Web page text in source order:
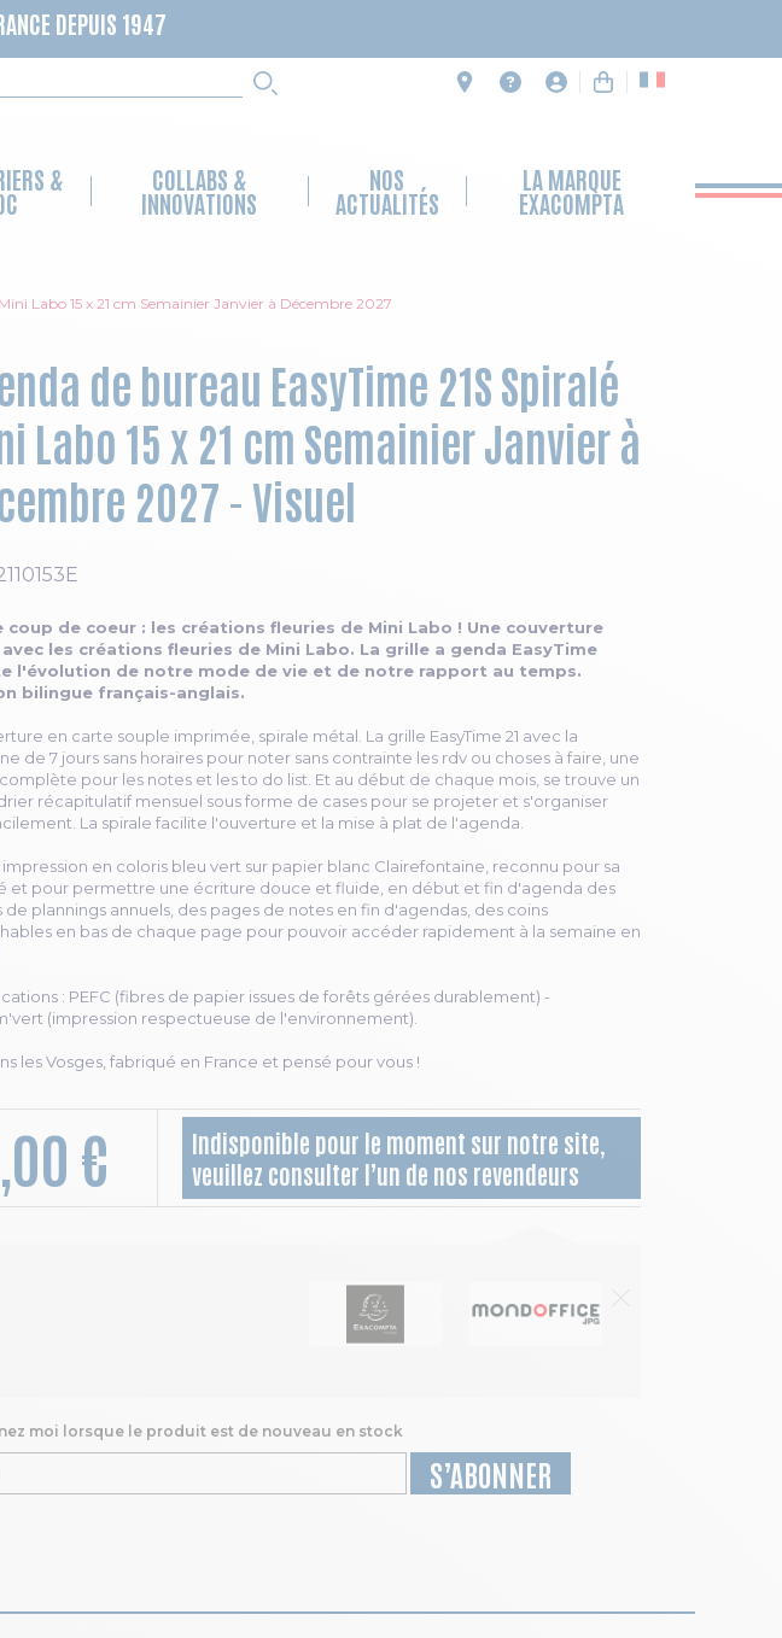
DEPUIS 1947
RECHERCHE
& COLLABS &
INNOVATIONS
NOS
ACTUALITÉS
LA MARQUE
EXACOMPTA
Labo 15 x 21 cm Semainier Janvier à Décembre 2027
de bureau EasyTime 21S Spiralé
Labo 15 x 21 cm Semainier Janvier à
2027 - Visuel
coup de coeur : les créations fleuries de Mini Labo ! Une couverture
les créations fleuries de Mini Labo. La grille a genda EasyTime
l'évolution de notre mode de vie et de notre rapport au temps.
bilingue français-anglais.
en carte souple imprimée, spirale métal. La grille EasyTime 21 avec la
de 7 jours sans horaires pour noter sans contrainte les rdv ou choses à faire, une
pour les notes et les to do list. Et au début de chaque mois, se trouve un
récapitulatif mensuel sous forme de cases pour se projeter et s'organiser
La spirale facilite l'ouverture et la mise à plat de l'agenda.
impression en coloris bleu vert sur papier blanc Clairefontaine, reconnu pour sa
et pour permettre une écriture douce et fluide, en début et fin d'agenda des
de plannings annuels, des pages de notes en fin d'agendas, des coins
en bas de chaque page pour pouvoir accéder rapidement à la semaine en
: PEFC (fibres de papier issues de forêts gérées durablement) -
(impression respectueuse de l'environnement).
les Vosges, fabriqué en France et pensé pour vous !
€
Indisponible pour le moment sur notre site,
veuillez consulter l’un de nos revendeurs
moi lorsque le produit est de nouveau en stock
S’ABONNER